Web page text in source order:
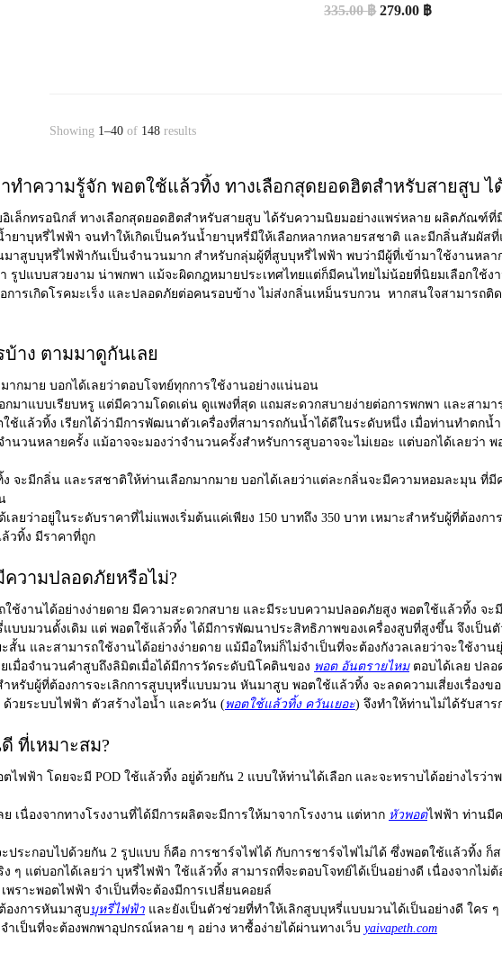
335.00฿ 279.00 ฿
Showing 1–40of 148results
ทำความรู้จัก พอตใช้แล้วทิ้ง ทางเลือกสุดยอดฮิตสำหรับสายสูบ
ล็กทรอนิกส์ ทางเลือกสุดยอดฮิตสำหรับสายสูบ ได้รับความนิยมอย่างแพร่หลาย ผลิตภัณฑ์ที่
ำยาบุหรี่ไฟฟ้า จนทำให้เกิดเป็นควันน้ำยาบุหรี่มีให้เลือกหลากหลายรสชาติ และมีกลิ่นสัม
าสูบบุหรี่ไฟฟ้ากันเป็นจำนวนมาก สำหรับกลุ่มผู้ที่สูบบุหรี่ไฟฟ้า พบว่ามีผู้ที่เข้ามาใช้งานหล
รูปแบบสวยงาม น่าพกพา แม้จะผิดกฎหมายประเทศไทยแต่ก็มีคนไทยไม่น้อยที่นิยมเลือกใช้ง
ารเกิดโรคมะเร็ง และปลอดภัยต่อคนรอบข้าง ไม่ส่งกลิ่นเหม็นรบกวน หากสนใจสามารถติ
าง ตามมาดูกันเลย
ากมาย บอกได้เลยว่าตอบโจทย์ทุกการใช้งานอย่างแน่นอน
มาแบบเรียบหรู แต่มีความโดดเด่น ดูแพงที่สุด แถมสะดวกสบายง่ายต่อการพกพา และสามา
ช้แล้วทิ้ง เรียกได้ว่ามีการพัฒนาตัวเครื่องที่สามารถกันน้ำได้ดีในระดับหนึ่ง เมื่อท่านทำตกน้
นวนหลายครั้ง แม้อาจจะมองว่าจำนวนครั้งสำหรับการสูบอาจจะไม่เยอะ แต่บอกได้เลยว่
จะมีกลิ่น และรสชาติให้ท่านเลือกมากมาย บอกได้เลยว่าแต่ละกลิ่นจะมีความหอมละมุน ที่
ลยว่าอยู่ในระดับราคาที่ไม่แพงเริ่มต้นแค่เพียง 150 บาทถึง 350 บาท เหมาะสำหรับผู้ที่ต้อง
วทิ้ง มีราคาที่ถูก
ความปลอดภัยหรือไม่?
ใช้งานได้อย่างง่ายดาย มีความสะดวกสบาย และมีระบบความปลอดภัยสูง พอตใช้แล้วทิ้ง จ
บบมวนดั้งเดิม แต่ พอตใช้แล้วทิ้ง ได้มีการพัฒนาประสิทธิภาพของเครื่องสูบที่สูงขึ้น จึงเป็
น และสามารถใช้งานได้อย่างง่ายดาย แม้มือใหม่ก็ไม่จำเป็นที่จะต้องกังวลเลยว่าจะใช้งา
ยเมื่อจำนวนคำสูบถึงลิมิตเมื่อได้มีการวัดระดับนิโคตินของ พอต อันตรายไหม ตอบได้เลย ปล
หรับผู้ที่ต้องการจะเลิกการสูบบุหรี่แบบมวน หันมาสูบ พอตใช้แล้วทิ้ง จะลดความเสี่ยงเรื่อง
วยระบบไฟฟ้า ตัวสร้างไอน้ำ และควัน (พอตใช้แล้วทิ้ง ควันเยอะ) จึงทำให้ท่านไม่ได้รับสาร
ที่เหมาะสม?
ตไฟฟ้า โดยจะมี POD ใช้แล้วทิ้ง อยู่ด้วยกัน 2 แบบให้ท่านได้เลือก และจะทราบได้อย่างไรว่า
ย เนื่องจากทางโรงงานที่ได้มีการผลิตจะมีการให้มาจากโรงงาน แต่หาก หัวพอตไฟฟ้า ท่านมีค
ระกอบไปด้วยกัน 2 รูปแบบ ก็คือ การชาร์จไฟได้ กับการชาร์จไฟไม่ได้ ซึ่งพอตใช้แล้วทิ้ง
ๆ แต่บอกได้เลยว่า บุหรี่ไฟฟ้า ใช้แล้วทิ้ง สามารถที่จะตอบโจทย์ได้เป็นอย่างดี เนื่องจากไ
ราะพอตไฟฟ้า จำเป็นที่จะต้องมีการเปลี่ยนคอยล์
องการหันมาสูบ บุหรี่ไฟฟ้า และยังเป็นตัวช่วยที่ทำให้เลิกสูบบุหรี่แบบมวนได้เป็นอย่างดี ใคร
เป็นที่จะต้องพกพาอุปกรณ์หลาย ๆ อย่าง หาซื้อง่ายได้ผ่านทางเว็บ yaivapeth.com